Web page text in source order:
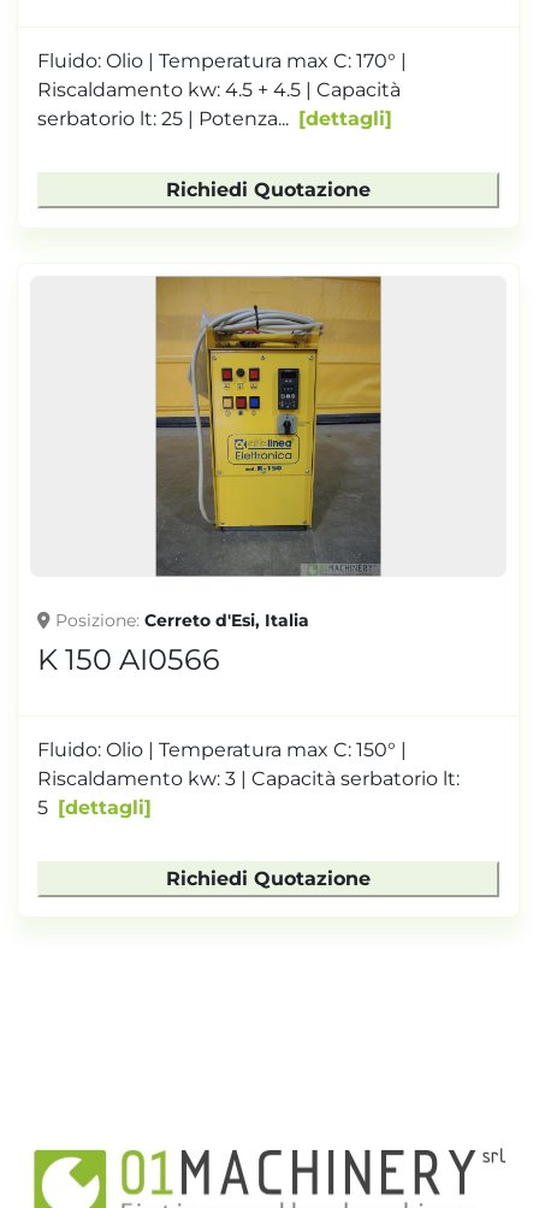
Fluido: Olio | Temperatura max C: 170° |
Riscaldamento kw: 4.5 + 4.5 | Capacità
serbatorio lt: 25 | Potenza...
dettagli
Richiedi Quotazione
Posizione Cerreto d'Esi, Italia
K 150 AI0566
Fluido: Olio | Temperatura max C: 150° |
Riscaldamento kw: 3 | Capacità serbatorio lt:
5
dettagli
Richiedi Quotazione